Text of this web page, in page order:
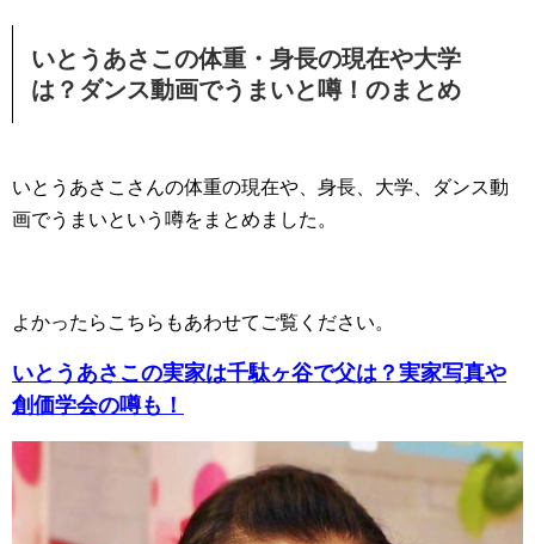
いとうあさこの体重・身長の現在や大学
は？ダンス動画でうまいと噂！のまとめ
いとうあさこさんの体重の現在や、身長、大学、ダンス動
画でうまいという噂をまとめました。
よかったらこちらもあわせてご覧ください。
いとうあさこの実家は千駄ヶ谷で父は？実家写真や
創価学会の噂も！